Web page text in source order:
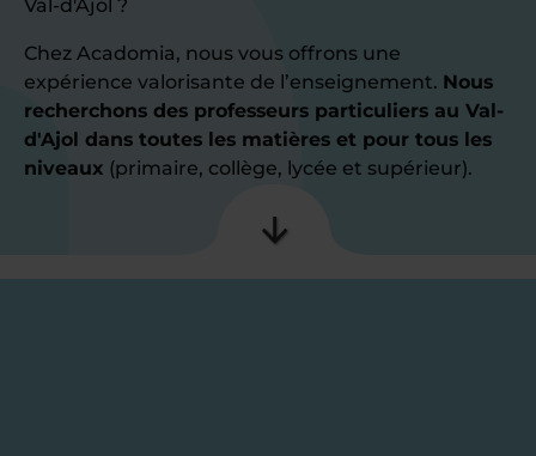
Val-d'Ajol ?
Chez Acadomia, nous vous offrons une
expérience valorisante de l’enseignement. Nous
recherchons des professeurs particuliers au Val-
d'Ajol dans toutes les matières et pour tous les
niveaux (primaire, collège, lycée et supérieur).